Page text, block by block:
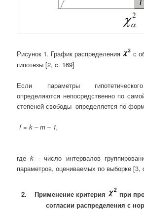
Рисунок 1. График распределения
с
гипотезы [2, c. 169]
Если параметры
определяются непосредственно по
степеней свободы определяется по
f = k – m – 1,
гдеk - число интервалов
параметров, оцениваемых по выборке [3,
2. Применение критерия
при
согласии распределения с